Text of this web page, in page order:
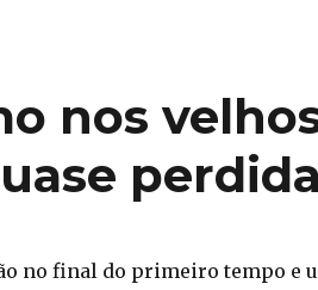
nos
perdida
no final do primeiro tempo e